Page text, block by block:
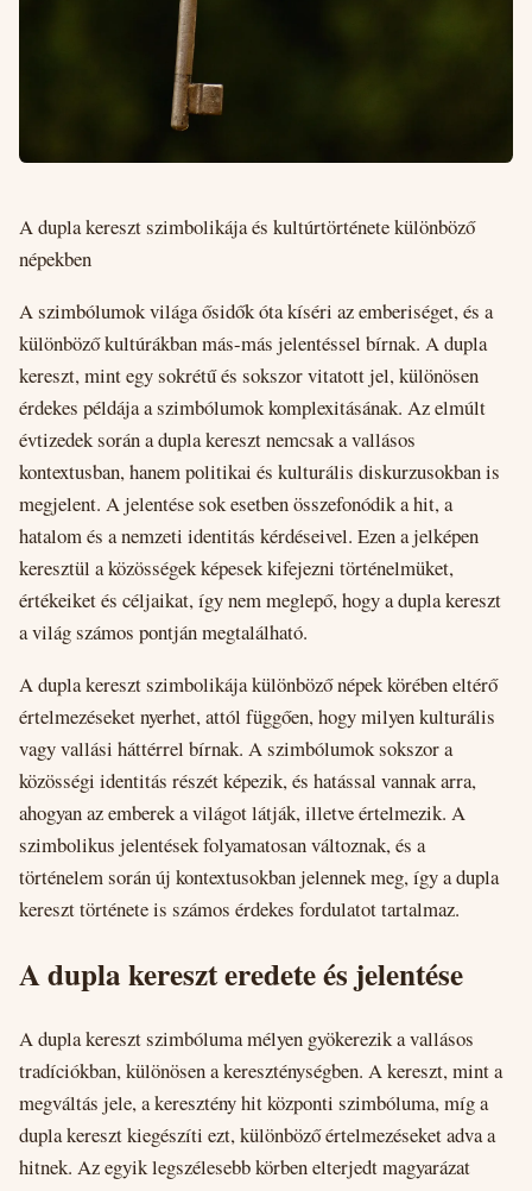
A dupla kereszt szimbolikája és kultúrtörténete különböző
népekben
A szimbólumok világa ősidők óta kíséri az emberiséget, és a
különböző kultúrákban más-más jelentéssel bírnak. A dupla
kereszt, mint egy sokrétű és sokszor vitatott jel, különösen
érdekes példája a szimbólumok komplexitásának. Az elmúlt
évtizedek során a dupla kereszt nemcsak a vallásos
kontextusban, hanem politikai és kulturális diskurzusokban is
megjelent. A jelentése sok esetben összefonódik a hit, a
hatalom és a nemzeti identitás kérdéseivel. Ezen a jelképen
keresztül a közösségek képesek kifejezni történelmüket,
értékeiket és céljaikat, így nem meglepő, hogy a dupla kereszt
a világ számos pontján megtalálható.
A dupla kereszt szimbolikája különböző népek körében eltérő
értelmezéseket nyerhet, attól függően, hogy milyen kulturális
vagy vallási háttérrel bírnak. A szimbólumok sokszor a
közösségi identitás részét képezik, és hatással vannak arra,
ahogyan az emberek a világot látják, illetve értelmezik. A
szimbolikus jelentések folyamatosan változnak, és a
történelem során új kontextusokban jelennek meg, így a dupla
kereszt története is számos érdekes fordulatot tartalmaz.
A dupla kereszt eredete és jelentése
A dupla kereszt szimbóluma mélyen gyökerezik a vallásos
tradíciókban, különösen a kereszténységben. A kereszt, mint a
megváltás jele, a keresztény hit központi szimbóluma, míg a
dupla kereszt kiegészíti ezt, különböző értelmezéseket adva a
hitnek. Az egyik legszélesebb körben elterjedt magyarázat